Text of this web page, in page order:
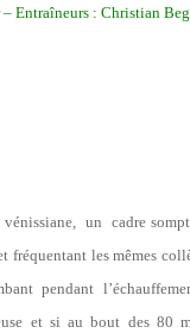
Entraîneurs : Christian
un cadre
fréquentant les mêmes
pendant
et si au bout des 80